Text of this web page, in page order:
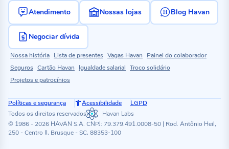
Atendimento Nossas lojas Blog Havan
Negociar dívida
Nossa história Lista de presentes Vagas Havan
Painel do colaborador
Seguros Cartão Havan Igualdade salarial Troco solidário
Projetos e patrocínios
Políticas e segurança Acessibilidade
LGPD
Todos os direitos reservados
Havan Labs
© 1986 - 2026 HAVAN S.A. CNPJ: 79.379.491.0008-50 | Rod. Antônio Heil,
250 - Centro II, Brusque - SC, 88353-100